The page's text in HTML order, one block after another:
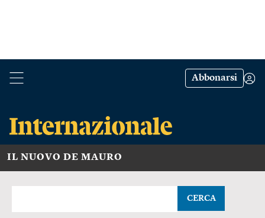
Abbonarsi
IL NUOVO DE MAURO
CERCA